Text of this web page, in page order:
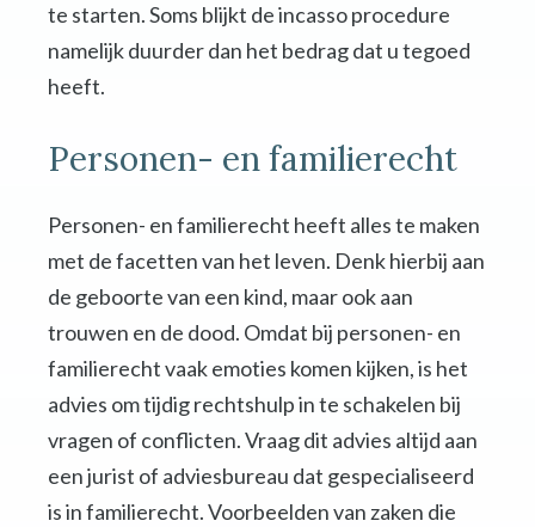
te starten. Soms blijkt de incasso procedure
namelijk duurder dan het bedrag dat u tegoed
heeft.
Personen- en familierecht
Personen- en familierecht heeft alles te maken
met de facetten van het leven. Denk hierbij aan
de geboorte van een kind, maar ook aan
trouwen en de dood. Omdat bij personen- en
familierecht vaak emoties komen kijken, is het
advies om tijdig rechtshulp in te schakelen bij
vragen of conflicten. Vraag dit advies altijd aan
een jurist of adviesbureau dat gespecialiseerd
is in familierecht. Voorbeelden van zaken die